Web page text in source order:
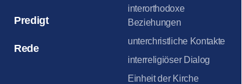
Predigt
Rede
interorthodoxe
Beziehungen
unterchristliche Kontakte
interreligiöser Dialog
Einheit der Kirche